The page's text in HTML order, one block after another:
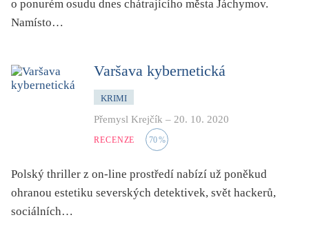
o ponurém osudu dnes chátrajícího města Jáchymov.
Namísto…
Varšava kybernetická
KRIMI
Přemysl Krejčík – 20. 10. 2020
RECENZE 70%
Polský thriller z on-line prostředí nabízí už poněkud
ohranou estetiku severských detektivek, svět hackerů,
sociálních…